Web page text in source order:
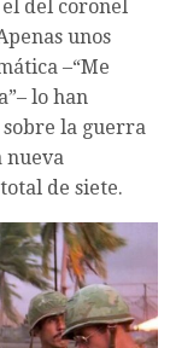
el del coronel
unos
–“Me
lo han
la guerra
nueva
de siete.